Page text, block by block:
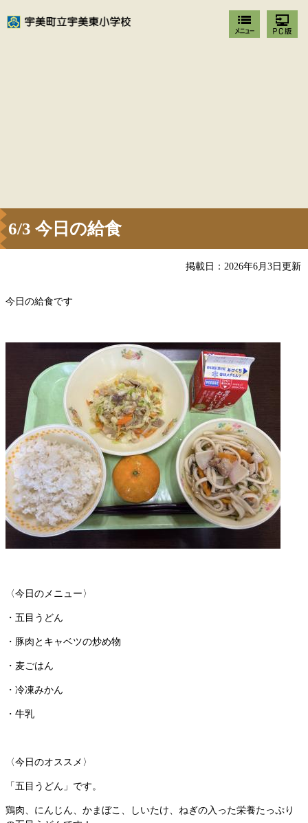
6/3 今日の給食
掲載日：2026年6月3日更新
今日の給食です
〈今日のメニュー〉
・五目うどん
・豚肉とキャベツの炒め物
・麦ごはん
・冷凍みかん
・牛乳
〈今日のオススメ〉
「五目うどん」です。
鶏肉、にんじん、かまぼこ、しいたけ、ねぎの入った栄養たっぷり